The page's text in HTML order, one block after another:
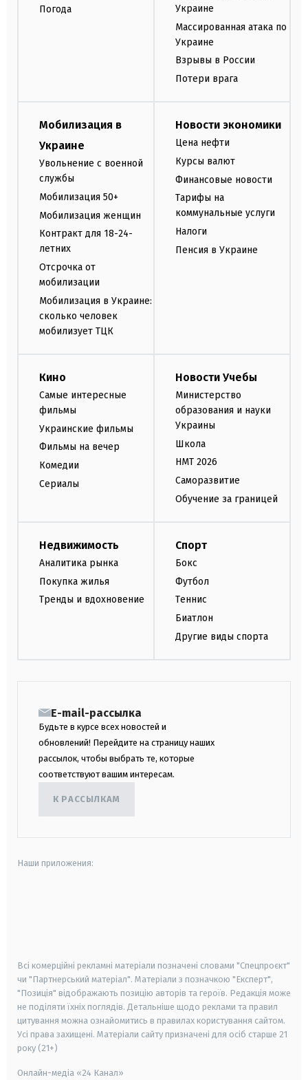
Погода
Украине
Массированная атака по
Украине
Взрывы в России
Потери врага
Мобилизация в
Украине
Увольнение с военной
службы
Мобилизация 50+
Мобилизация женщин
Контракт для 18-24-
летних
Отсрочка от
мобилизации
Мобилизация в Украине:
сколько человек
мобилизует ТЦК
Новости экономики
Цена нефти
Курсы валют
Финансовые новости
Тарифы на
коммунальные услуги
Налоги
Пенсия в Украине
Кино
Самые интересные
фильмы
Украинские фильмы
Фильмы на вечер
Комедии
Сериалы
Новости Учебы
Министерство
образования и науки
Украины
Школа
НМТ 2026
Саморазвитие
Обучение за границей
Недвижимость
Аналитика рынка
Покупка жилья
Тренды и вдохновение
Спорт
Бокс
Футбол
Теннис
Биатлон
Другие виды спорта
E-mail-рассылка
Будьте в курсе всех новостей и
обновлений! Перейдите на страницу наших
рассылок, чтобы выбрать те, которые
соответствуют вашим интересам.
К РАССЫЛКАМ
Наши приложения:
Всі комерційні рекламні матеріали позначені словами "Спецпроєкт"
чи "Партнерський матеріал". Матеріали з позначкою "Експерт",
"Позиція" відображають позицію авторів та героїв. Редакція може
не поділяти їхніх поглядів. Детальніше щодо реклами та правил
цитування можна ознайомитись в правилах користування сайтом.
Усі права захищені. Матеріали сайту призначені для осіб старше 21
року (21+)
Онлайн-медіа «24 Канал»